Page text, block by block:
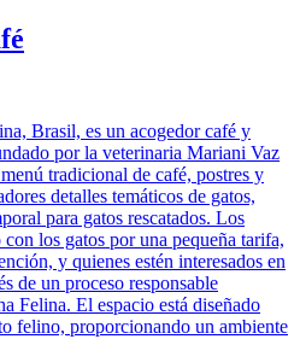
Brasil, es un acogedor café y
por la veterinaria Mariani Vaz
tradicional de café, postres y
detalles temáticos de gatos,
para gatos rescatados. Los
los gatos por una pequeña tarifa,
y quienes estén interesados en
de un proceso responsable
Felina. El espacio está diseñado
felino, proporcionando un ambiente